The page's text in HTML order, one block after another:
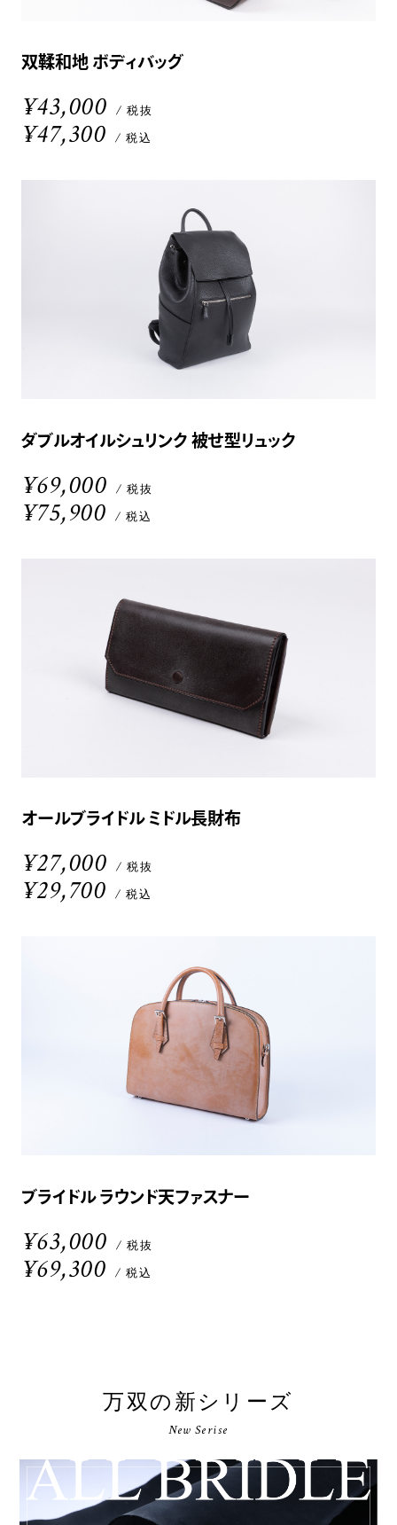
双鞣和地 ボディバッグ
¥43,000 / 税抜
¥47,300 / 税込
ダブルオイルシュリンク 被せ型リュック
¥69,000 / 税抜
¥75,900 / 税込
オールブライドル ミドル長財布
¥27,000 / 税抜
¥29,700 / 税込
ブライドル ラウンド天ファスナー
¥63,000 / 税抜
¥69,300 / 税込
万双の新シリーズ
New Serise